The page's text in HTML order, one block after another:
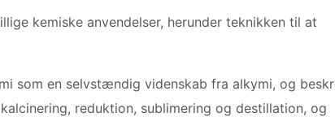
kemiske anvendelser, herunder teknikken til at
som en selvstændig videnskab fra alkymi, og
reduktion, sublimering og destillation, og